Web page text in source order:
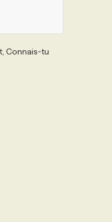
Connais-tu